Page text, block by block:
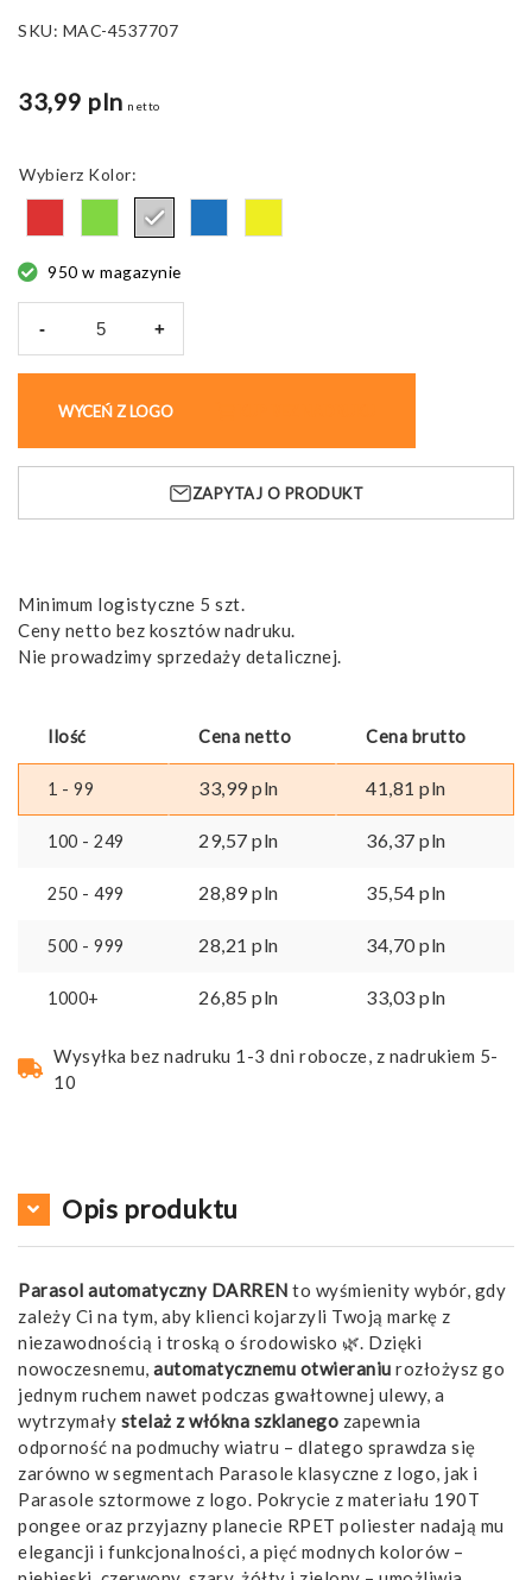
SKU: MAC-4537707
33,99 pln netto
Kolor
950 w magazynie
-
Darren,
włókno
szklane
+
WYCEŃ Z LOGO
ZAPYTAJ O PRODUKT
Minimum logistyczne 5 szt.
Ceny netto bez kosztów nadruku.
Nie prowadzimy sprzedaży detalicznej.
Ilość Cena netto Cena brutto
1 - 99 33,99pln 41,81 pln
100 - 249 29,57 pln 36,37 pln
250 - 499 28,89pln 35,54 pln
500 - 999 28,21 pln 34,70pln
1000+ 26,85 pln 33,03 pln
Wysyłka bez nadruku 1-3 dni robocze, z nadrukiem 5-
10
Opis produktu
Parasol automatyczny DARREN to wyśmienity wybór, gdy
zależy Ci na tym, aby klienci kojarzyli Twoją markę z
niezawodnością i troską o środowisko 🌿. Dzięki
nowoczesnemu, automatycznemu otwieraniu rozłożysz go
jednym ruchem nawet podczas gwałtownej ulewy, a
wytrzymały stelaż z włókna szklanego zapewnia
odporność na podmuchy wiatru – dlatego sprawdza się
zarówno w segmentach Parasole klasyczne z logo, jak i
Parasole sztormowe z logo. Pokrycie z materiału 190T
pongee oraz przyjazny planecie RPET poliester nadają mu
elegancji i funkcjonalności, a pięć modnych kolorów –